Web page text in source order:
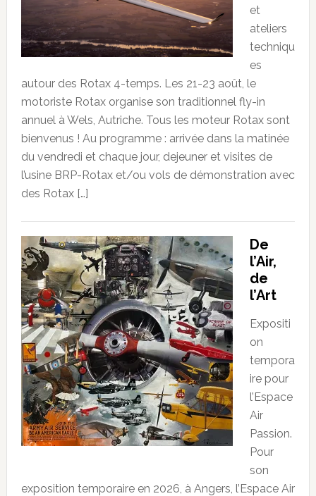
et
ateliers
techniqu
es
autour des Rotax 4-temps. Les 21-23 août, le
motoriste Rotax organise son traditionnel fly-in
annuel à Wels, Autriche. Tous les moteur Rotax sont
bienvenus ! Au programme : arrivée dans la matinée
du vendredi et chaque jour, dejeuner et visites de
l’usine BRP-Rotax et/ou vols de démonstration avec
des Rotax […]
De
l’Air,
de
l’Art
Expositi
on
tempora
ire pour
l’Espace
Air
Passion.
Pour
son
exposition temporaire en 2026, à Angers, l’Espace Air